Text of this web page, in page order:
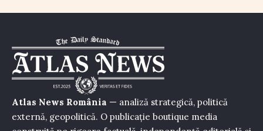
Atlas News România — analiză strategică, politică
externă, geopolitică. O publicație boutique media